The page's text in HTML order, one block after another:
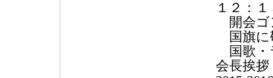
１２：１
開会ゴ
国旗に
国歌・
会長挨拶